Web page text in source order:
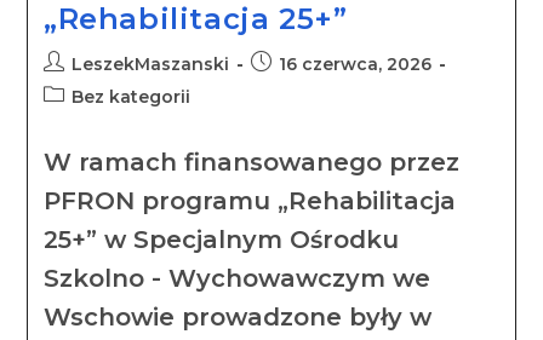
„Rehabilitacja 25+”
LeszekMaszanski
16 czerwca, 2026
Bez kategorii
W ramach finansowanego przez
PFRON programu „Rehabilitacja
25+” w Specjalnym Ośrodku
Szkolno - Wychowawczym we
Wschowie prowadzone były w